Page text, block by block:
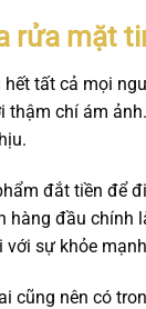
rửa mặt
tất cả mọi
chí ám
đắt tiền để
đầu
sự khỏe
cũng nên có